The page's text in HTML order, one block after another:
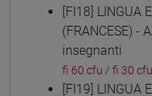
[FI18] LINGUA
(FRANCESE) -
insegnanti
fi 60 cfu / fi 30
[FI19] LINGUA